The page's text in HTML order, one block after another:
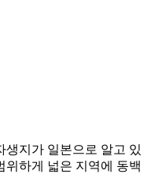
생지가 일본으로 알고 있
위하게 넓은 지역에 동백